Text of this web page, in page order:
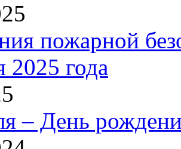
пожарной
2025 года
– День